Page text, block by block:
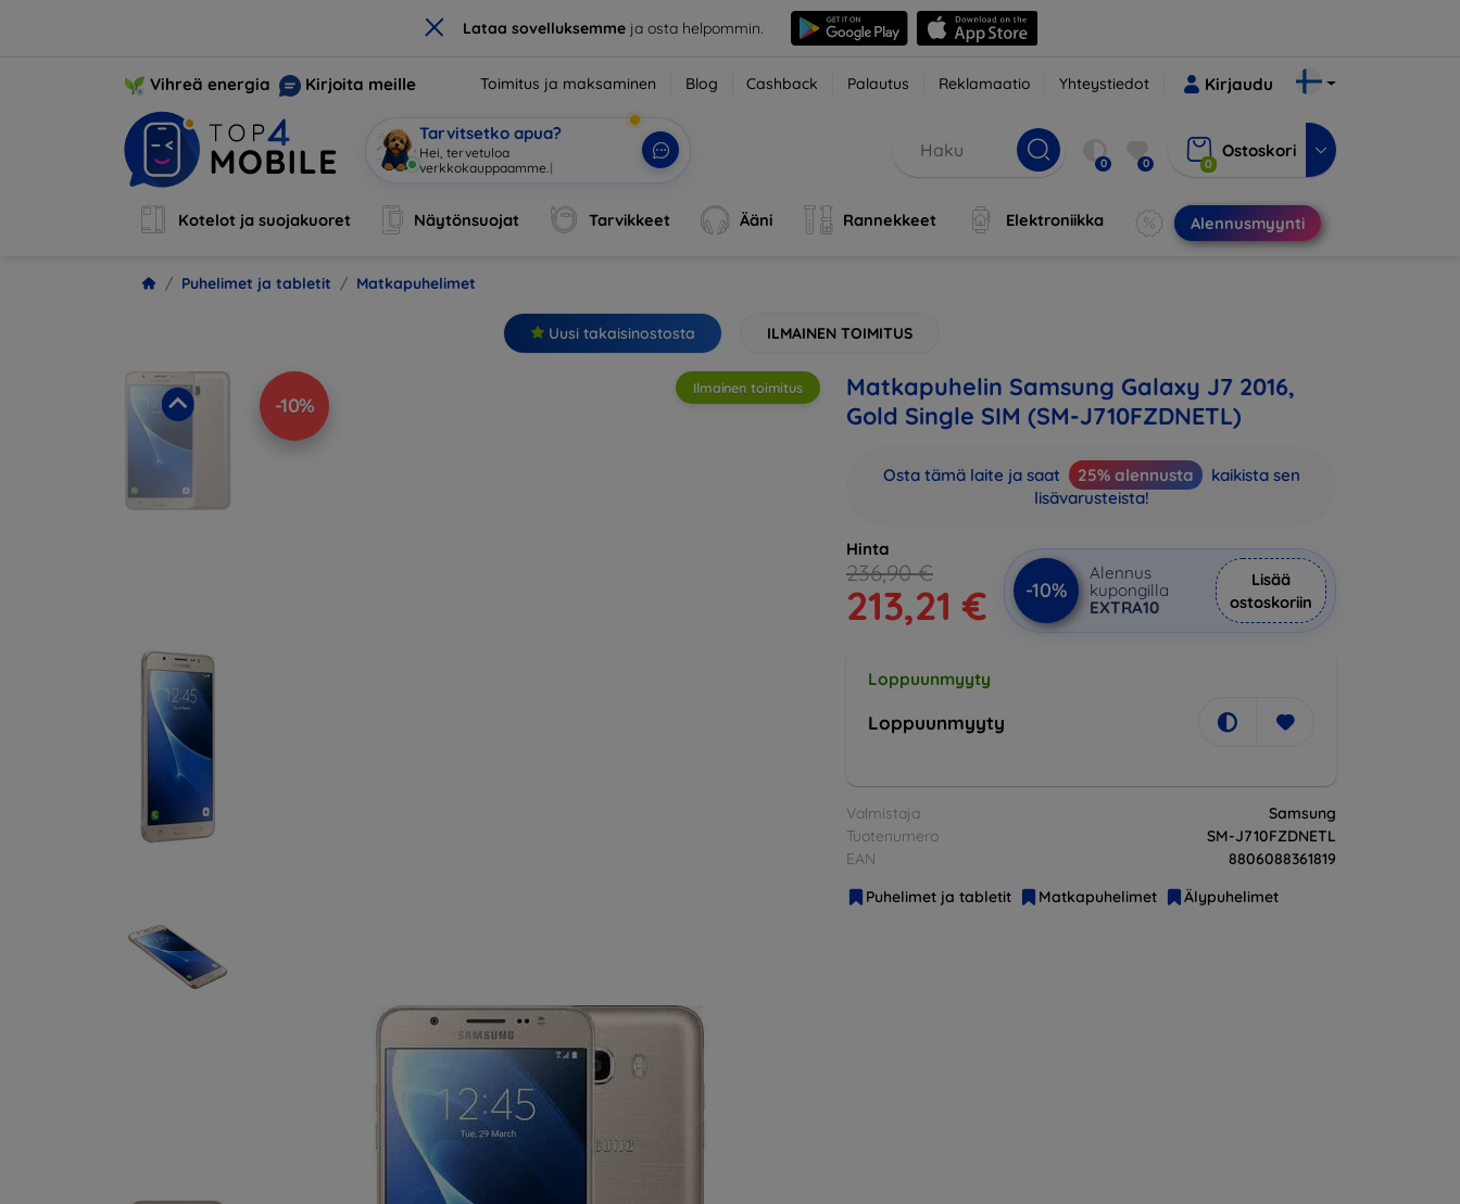
× Lataa sovelluksemmeja osta helpommin.
Vihreä energia Kirjoita meille Toimitus ja maksaminen Blog Cashback Palautus Reklamaatio Yhteystiedot Kirjaudu
Tarvitsetko apua?
Ol| 0 0 0
Ostoskori
Kotelot ja suojakuoret Näytönsuojat Tarvikkeet Ääni Rannekkeet Elektroniikka Alennusmyynti
Puhelimet ja tabletit Matkapuhelimet
Uusi takaisinostosta ILMAINEN TOIMITUS
-10%
Ilmainen toimitus
Matkapuhelin Samsung Galaxy J7 2016,
Gold Single SIM (SM-J710FZDNETL)
Osta tämä laite ja saat 25% alennusta
kaikista sen
lisävarusteista!
Hinta
236,90 €
213,21 € -10%
Alennus
kupongilla
EXTRA10
Lisää
ostoskoriin
Loppuunmyyty
Loppuunmyyty
Valmistaja
Samsung
Tuotenumero
SM-J710FZDNETL
EAN
8806088361819
Puhelimet ja tabletit
Matkapuhelimet Älypuhelimet